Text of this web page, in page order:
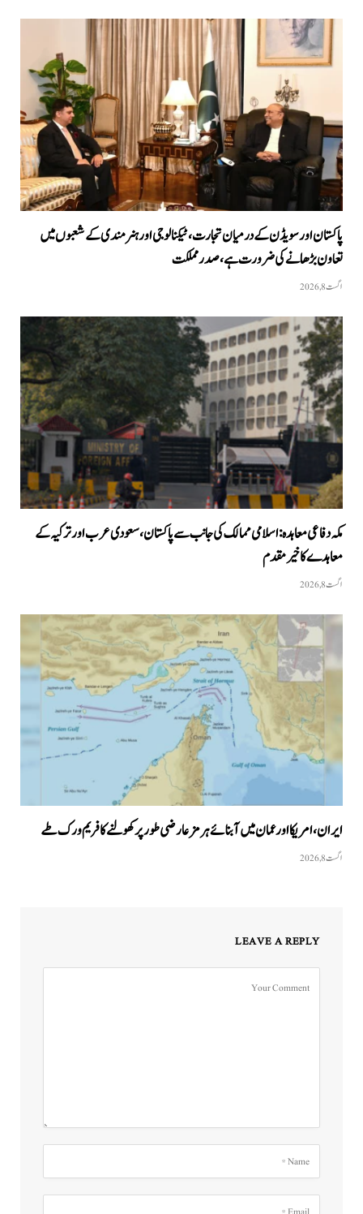
پاکستان اور سویڈن کے درمیان تجارت، ٹیکنالوجی اور ہنرمندی کے شعبوں میں
تعاون بڑھانے کی ضرورت ہے، صدر مملکت
اگست 8, 2026
مکہ دفاعی معاہدہ: اسلامی ممالک کی جانب سے پاکستان، سعودی عرب اور ترکیہ کے
معاہدے کا خیرمقدم
اگست 8, 2026
ایران، امریکا اور عمان میں آبنائے ہرمز عارضی طور پر کھولنے کا فریم ورک طے
اگست 8, 2026
LEAVE A REPLY